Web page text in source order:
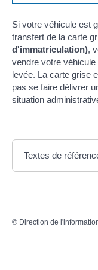
Si votre véhicule est
transfert de la carte
d'immatriculation),
vendre votre
levée. La carte grise
pas se faire délivrer
situation
Textes de
© Direction de